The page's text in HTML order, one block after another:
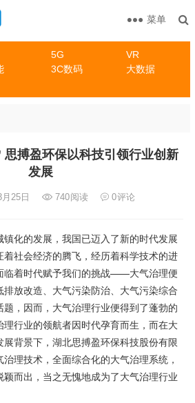
5G
VR
3C数码
大数据
菜单
思搏盈环保以科技引领行业创新
发展
25日 740阅读 0评论
化的发展，我国已迈入了新的时代发展
社会经济的腾飞，经历着科学技术的进
临着时代赋予我们的挑战——大气治理便
放改造、大气污染防治、大气污染综合
，因而，大气治理行业便得到了蓬勃的
行业的领航者因时代孕育而生，而在大
背景下，湖北思搏盈环保科技股份有限
理技术，全面综合化的大气治理系统，
而出，当之无愧地成为了大气治理行业